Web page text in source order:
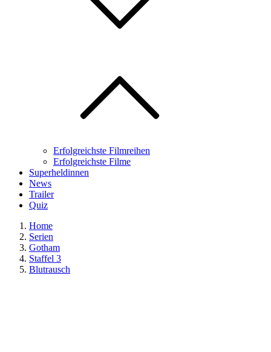
Erfolgreichste Filmreihen
Erfolgreichste Filme
Superheldinnen
News
Trailer
Quiz
Home
Serien
Gotham
Staffel 3
Blutrausch